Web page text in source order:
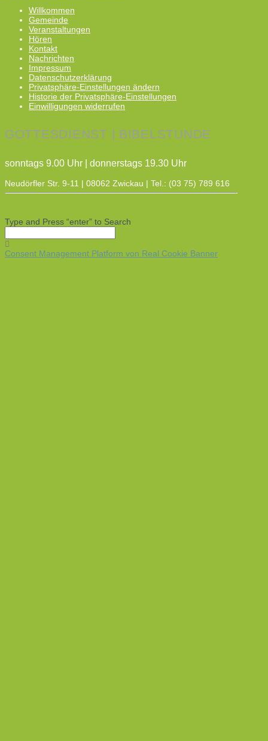
Willkommen
Gemeinde
Veranstaltungen
Hören
Kontakt
Nachrichten
Impressum
Datenschutzerklärung
Privatsphäre-Einstellungen ändern
Historie der Privatsphäre-Einstellungen
Einwilligungen widerrufen
GOTTESDIENST | BIBELSTUNDE
sonntags 9.00 Uhr | donnerstags 19.30 Uhr
Neudörfler Str. 9-11 | 08062 Zwickau | Tel.: (03 75) 789 616
Type and Press “enter” to Search
Consent Management Platform von Real Cookie Banner